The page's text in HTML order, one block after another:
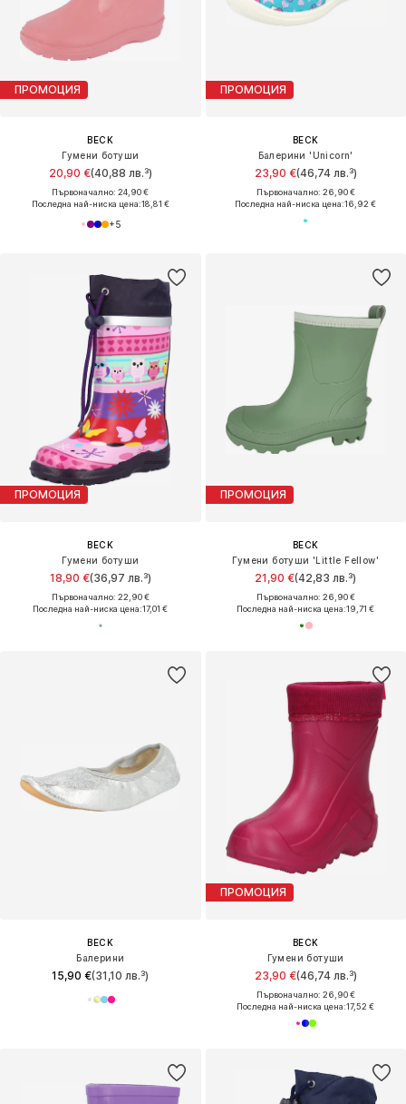
ПРОМОЦИЯ
BECK
Гумени ботуши
20,90 €(40,88 лв.³)
Първоначално: 24,90 €
Последна най-ниска цена:18,81 €
+5
ПРОМОЦИЯ
BECK
Балерини 'Unicorn'
23,90 €(46,74 лв.³)
Първоначално: 26,90 €
Последна най-ниска цена:16,92 €
ПРОМОЦИЯ
BECK
Гумени ботуши
18,90 €(36,97 лв.³)
Първоначално: 22,90 €
Последна най-ниска цена:17,01 €
ПРОМОЦИЯ
BECK
Гумени ботуши 'Little Fellow'
21,90 €(42,83 лв.³)
Първоначално: 26,90 €
Последна най-ниска цена:19,71 €
BECK
Балерини
15,90 €(31,10 лв.³)
ПРОМОЦИЯ
BECK
Гумени ботуши
23,90 €(46,74 лв.³)
Първоначално: 26,90 €
Последна най-ниска цена:17,52 €